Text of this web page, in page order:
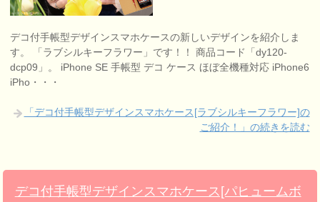
デコ付手帳型デザインスマホケースの新しいデザインを紹介しま
す。 「ラブシルキーフラワー」です！！ 商品コード「dy120-
dcp09」。 iPhone SE 手帳型 デコ ケース ほぼ全機種対応 iPhone6
iPho・・・
「デコ付手帳型デザインスマホケース[ラブシルキーフラワー]の
ご紹介！」の続きを読む
デコ付手帳型デザインスマホケース[パヒュームボ